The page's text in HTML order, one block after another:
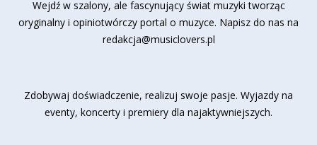
Wejdź w szalony, ale fascynujący świat muzyki tworząc
oryginalny i opiniotwórczy portal o muzyce. Napisz do nas na
redakcja@musiclovers.pl
Zdobywaj doświadczenie, realizuj swoje pasje. Wyjazdy na
eventy, koncerty i premiery dla najaktywniejszych.